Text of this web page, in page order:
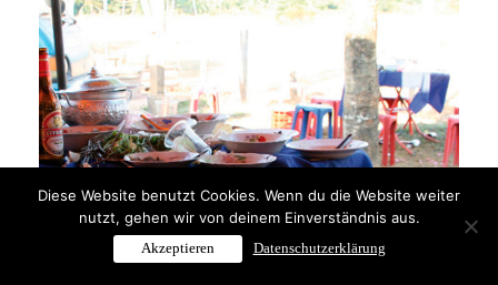
Diese Website benutzt Cookies. Wenn du die Website weiter
nutzt, gehen wir von deinem Einverständnis aus.
Akzeptieren Datenschutzerklärung